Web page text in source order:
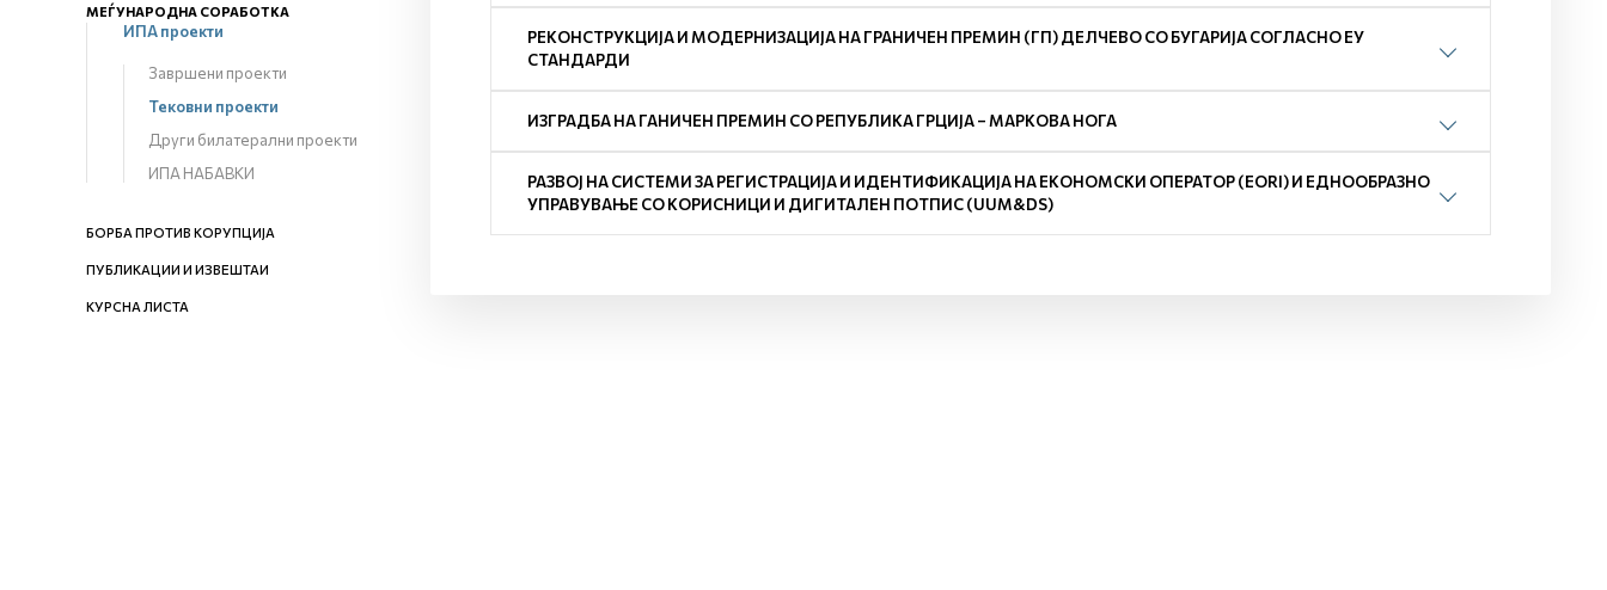
МЕЃУНАРОДНА СОРАБОТКА
ИПА проекти
Завршени проекти
Тековни проекти
Други билатерални проекти
ИПА НАБАВКИ
БОРБА ПРОТИВ КОРУПЦИЈА
ПУБЛИКАЦИИ И ИЗВЕШТАИ
КУРСНА ЛИСТА
РЕКОНСТРУКЦИЈА И МОДЕРНИЗАЦИЈА НА ГРАНИЧЕН ПРЕМИН (ГП) ДЕЛЧЕВО СО БУГАРИЈА СОГЛАСНО ЕУ
СТАНДАРДИ
ИЗГРАДБА НА ГАНИЧЕН ПРЕМИН СО РЕПУБЛИКА ГРЦИЈА – МАРКОВА НОГА
РАЗВОЈ НА СИСТЕМИ ЗА РЕГИСТРАЦИЈА И ИДЕНТИФИКАЦИЈА НА ЕКОНОМСКИ ОПЕРАТОР (EORI) И EДНООБРАЗНО
УПРАВУВАЊЕ СО КОРИСНИЦИ И ДИГИТАЛЕН ПОТПИС (UUM&DS)